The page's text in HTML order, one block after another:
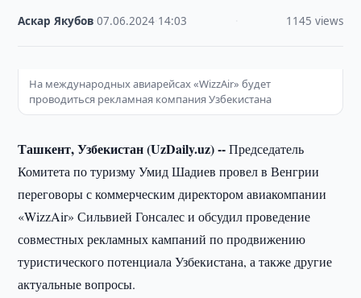
Аскар Якубов ·07.06.2024 14:03 1145 views
На международных авиарейсах «WizzAir» будет
проводиться рекламная компания Узбекистана
Ташкент, Узбекистан (UzDaily.uz) --Председатель
Комитета по туризму Умид Шадиев провел в Венгрии
переговоры с коммерческим директором авиакомпании
«WizzAir» Сильвией Гонсалес и обсудил проведение
совместных рекламных кампаний по продвижению
туристического потенциала Узбекистана, а также другие
актуальные вопросы.